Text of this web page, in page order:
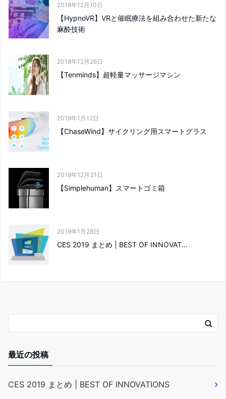
2018年12月10日
【HypnoVR】VRと催眠療法を組み合わせた新たな
麻酔技術
2018年12月26日
【Tenminds】超軽量マッサージマシン
2019年1月12日
【ChaseWind】サイクリング用スマートグラス
2018年12月31日
【Simplehuman】スマートゴミ箱
2019年1月28日
CES 2019 まとめ | BEST OF INNOVAT...
最近の投稿
CES 2019 まとめ | BEST OF INNOVATIONS